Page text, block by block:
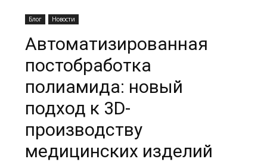
Блог Новости
Автоматизированная
постобработка
полиамида: новый
подход к 3D-
производству
медицинских изделий